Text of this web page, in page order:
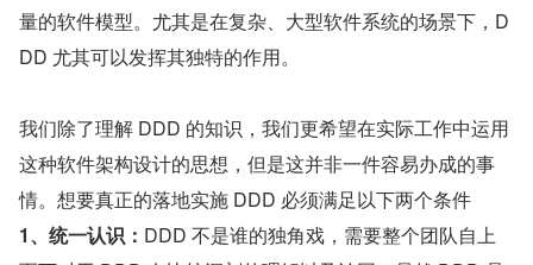
量的软件模型。尤其是在复杂、大型软件系统的场景下，D
DD 尤其可以发挥其独特的作用。
我们除了理解 DDD 的知识，我们更希望在实际工作中运用
这种软件架构设计的思想，但是这并非一件容易办成的事
情。想要真正的落地实施 DDD 必须满足以下两个条件
1、统一认识： DDD 不是谁的独角戏，需要整个团队自上